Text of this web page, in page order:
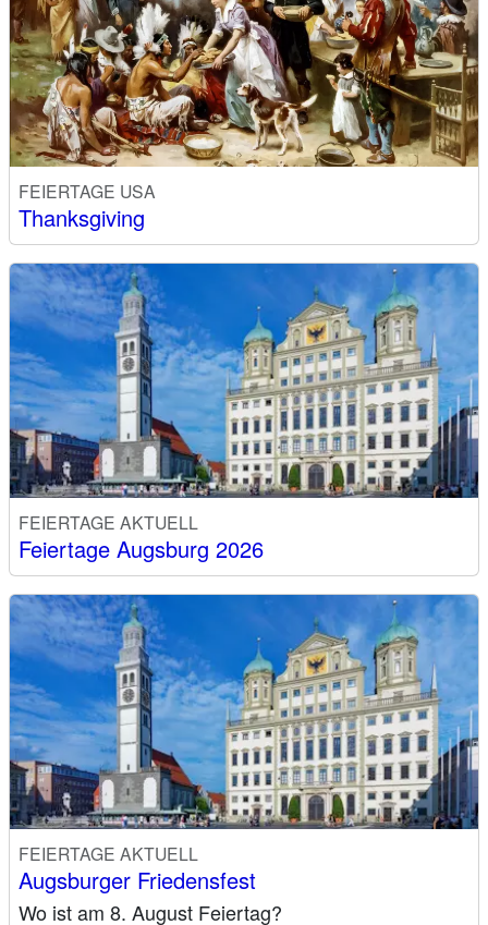
FEIERTAGE USA
Thanksgiving
FEIERTAGE AKTUELL
Feiertage Augsburg 2026
FEIERTAGE AKTUELL
Augsburger Friedensfest
Wo ist am 8. August Feiertag?